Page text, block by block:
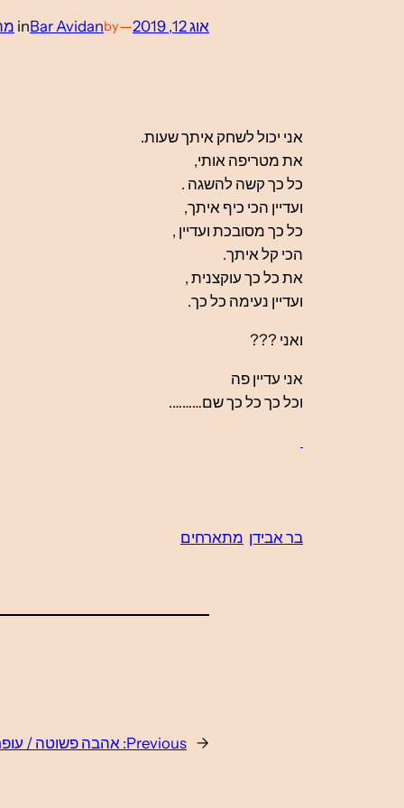
אוג 12, 2019 —
by
Bar Avidan
in
אני יכול לשחק איתך שעות.
את מטריפה אותי,
כל כך קשה להשגה .
ועדיין הכי כיף איתך,
כל כך מסובכת ועדיין ,
הכי קל איתך.
את כל כך עוקצנית ,
ועדיין נעימה כל כך.
ואני ???
אני עדיין פה
וכל כך כל כך שם……….
בר אבידן מתארחים
←
Previous: אהבה פשוטה /